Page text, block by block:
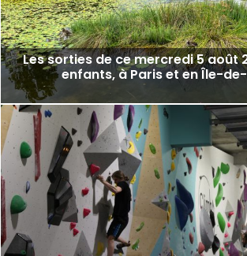
Les sorties de ce mercredi 5 août
enfants, à Paris et en Île-